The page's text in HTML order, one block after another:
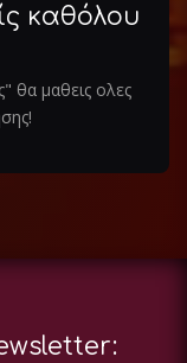
καθόλου
θα μαθεις ολες